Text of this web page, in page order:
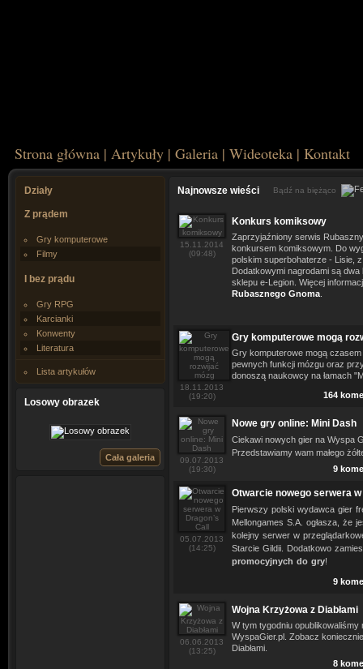
Strona główna | Artykuły | Galeria | Wideoteka | Kontakt
Działy
Z prądem
Gry komputerowe
Filmy
I bez prądu
Gry RPG
Karcianki
Konwenty
Literatura
Lista artykułów
Losowy obrazek
Cała galeria
Najnowsze wieści Bądź na biężąco
15.11.2014
(09:48)
Konkurs komiksowy
Zaprzyjaźniony serwis
konkursem komiksowym. Do
polskim superbohaterze - Lisie,
Dodatkowymi nagrodami są
sklepu e-Legion. Więcej
Rubasznego Gnoma
18.11.2013
(19:20)
Gry komputerowe mogą
Gry komputerowe mogą
pewnych funkcji mózgu oraz
donoszą naukowcy na łamach
164
09.07.2013
(19:30)
Nowe gry online: Mini Dash
Ciekawi nowych gier na Wyspa
Przedstawiamy wam małego
9
05.07.2013
(14:25)
Otwarcie nowego serwera w
Pierwszy polski wydawca gier
Mellongames S.A. ogłasza, że
kolejny serwer w
Starcie Gildii. Dodatkowo
promocyjnych do gry!
9
06.06.2013
(13:25)
Wojna Krzyżowa z Diabłami
W tym tygodniu opublikowaliśmy
WyspaGier.pl. Zobacz
Diabłami.
8